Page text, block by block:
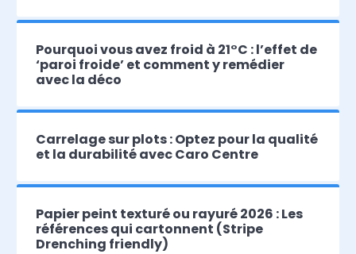
Pourquoi vous avez froid à 21°C : l’effet de
‘paroi froide’ et comment y remédier
avec la déco
Carrelage sur plots : Optez pour la qualité
et la durabilité avec Caro Centre
Papier peint texturé ou rayuré 2026 : Les
références qui cartonnent (Stripe
Drenching friendly)